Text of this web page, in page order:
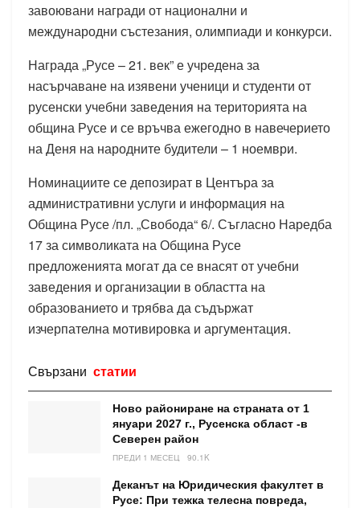
завоювани награди от национални и
международни състезания, олимпиади и конкурси.
Награда „Русе – 21. век” е учредена за
насърчаване на изявени ученици и студенти от
русенски учебни заведения на територията на
община Русе и се връчва ежегодно в навечерието
на Деня на народните будители – 1 ноември.
Номинациите се депозират в Центъра за
административни услуги и информация на
Община Русе /пл. „Свобода“ 6/. Съгласно Наредба
17 за символиката на Община Русе
предложенията могат да се внасят от учебни
заведения и организации в областта на
образованието и трябва да съдържат
изчерпателна мотивировка и аргументация.
Свързани статии
Ново райониране на страната от 1
януари 2027 г., Русенска област -в
Северен район
ПРЕДИ 1 МЕСЕЦ 90.1K
Деканът на Юридическия факултет в
Русе: При тежка телесна повреда,